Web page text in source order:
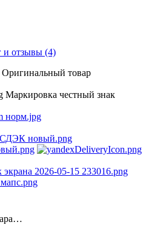
и отзывы (4)
Оригинальный товар
Маркировка честный знак